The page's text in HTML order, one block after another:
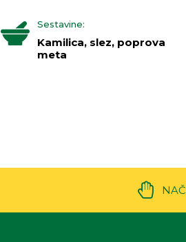
Sestavine:
Kamilica, slez, poprova
meta